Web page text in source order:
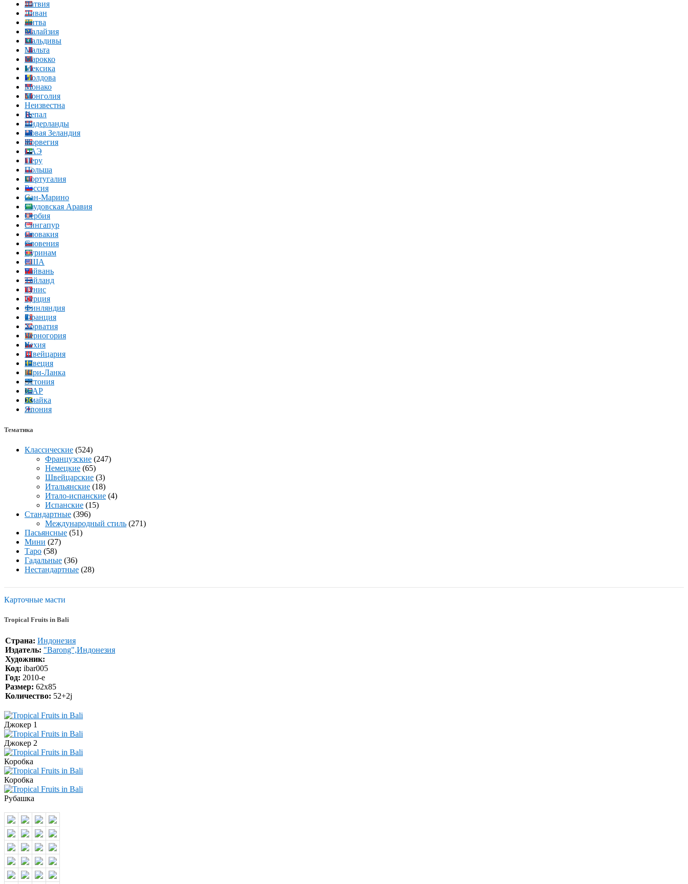
Латвия
Ливан
Литва
Малайзия
Мальдивы
Мальта
Марокко
Мексика
Молдова
Монако
Монголия
Неизвестна
Непал
Нидерланды
Новая Зеландия
Норвегия
ОАЭ
Перу
Польша
Португалия
Россия
Сан-Марино
Саудовская Аравия
Сербия
Сингапур
Словакия
Словения
Суринам
США
Тайвань
Тайланд
Тунис
Турция
Финляндия
Франция
Хорватия
Черногория
Чехия
Швейцария
Швеция
Шри-Ланка
Эстония
ЮАР
Ямайка
Япония
Тематика
Классические (524)
Французские (247)
Немецкие (65)
Швейцарские (3)
Итальянские (18)
Итало-испанские (4)
Испанские (15)
Стандартные (396)
Международный стиль (271)
Пасьянсные (51)
Мини (27)
Таро (58)
Гадальные (36)
Нестандартные (28)
Карточные масти
Tropical Fruits in Bali
Страна: Индонезия
Издатель: "Barong",Индонезия
Художник:
Код: ibar005
Год: 2010-e
Размер: 62x85
Количество: 52+2j
Джокер 1
Джокер 2
Коробка
Коробка
Рубашка